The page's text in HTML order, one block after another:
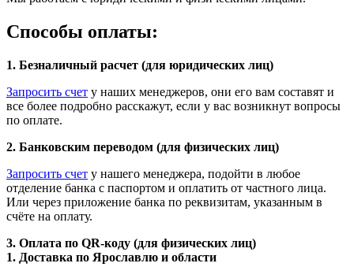
Способы оплаты:
1. Безналичный расчет (для юридических лиц)
Запросить счет у наших менеджеров, они его вам составят и
все более подробно расскажут, если у вас возникнут вопросы
по оплате.
2. Банковским переводом (для физических лиц)
Запросить счет у нашего менеджера, подойти в любое
отделение банка с паспортом и оплатить от частного лица.
Или через приложение банка по реквизитам, указанным в
счёте на оплату.
3. Оплата по QR-коду (для физических лиц)
1. Доставка по Ярославлю и области